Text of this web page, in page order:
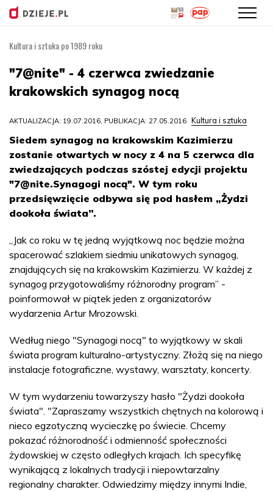
treści
Kultura i sztuka po 1989 roku
"7@nite" - 4 czerwca zwiedzanie
krakowskich synagog nocą
AKTUALIZACJA: 19.07.2016, PUBLIKACJA: 27.05.2016 Kultura i sztuka
Siedem synagog na krakowskim Kazimierzu
zostanie otwartych w nocy z 4 na 5 czerwca dla
zwiedzających podczas szóstej edycji projektu
"7@nite.Synagogi nocą". W tym roku
przedsięwzięcie odbywa się pod hasłem „Żydzi
dookoła świata”.
„Jak co roku w tę jedną wyjątkową noc będzie można
spacerować szlakiem siedmiu unikatowych synagog,
znajdujących się na krakowskim Kazimierzu. W każdej z
synagog przygotowaliśmy różnorodny program” -
poinformował w piątek jeden z organizatorów
wydarzenia Artur Mrozowski.
Według niego "Synagogi nocą" to wyjątkowy w skali
świata program kulturalno-artystyczny. Złożą się na niego
instalacje fotograficzne, wystawy, warsztaty, koncerty.
W tym wydarzeniu towarzyszy hasło "Żydzi dookoła
świata". "Zapraszamy wszystkich chętnych na kolorową i
nieco egzotyczną wycieczkę po świecie. Chcemy
pokazać różnorodność i odmienność społeczności
żydowskiej w często odległych krajach. Ich specyfikę
wynikającą z lokalnych tradycji i niepowtarzalny
regionalny charakter. Odwiedzimy między innymi Indie,